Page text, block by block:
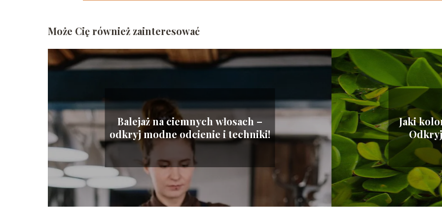
Może Cię również zainteresować
Balejaż na ciemnych włosach –
odkryj modne odcienie i techniki!
Jaki